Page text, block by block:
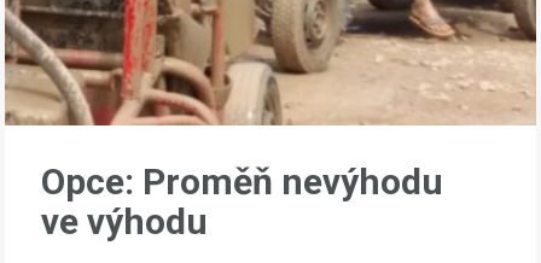
Opce: Proměň nevýhodu
ve výhodu